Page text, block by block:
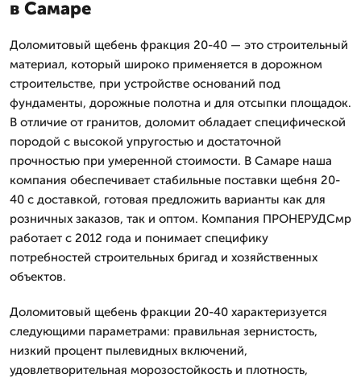
в Самаре
Доломитовый щебень фракция 20-40 — это строительный
материал, который широко применяется в дорожном
строительстве, при устройстве оснований под
фундаменты, дорожные полотна и для отсыпки площадок.
В отличие от гранитов, доломит обладает специфической
породой с высокой упругостью и достаточной
прочностью при умеренной стоимости. В Самаре наша
компания обеспечивает стабильные поставки щебня 20-
40 с доставкой, готовая предложить варианты как для
розничных заказов, так и оптом. Компания ПРОНЕРУДСмр
работает с 2012 года и понимает специфику
потребностей строительных бригад и хозяйственных
объектов.
Доломитовый щебень фракции 20-40 характеризуется
следующими параметрами: правильная зернистость,
низкий процент пылевидных включений,
удовлетворительная морозостойкость и плотность,